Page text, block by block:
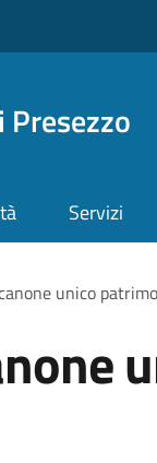
Presezzo
Servizi
unico